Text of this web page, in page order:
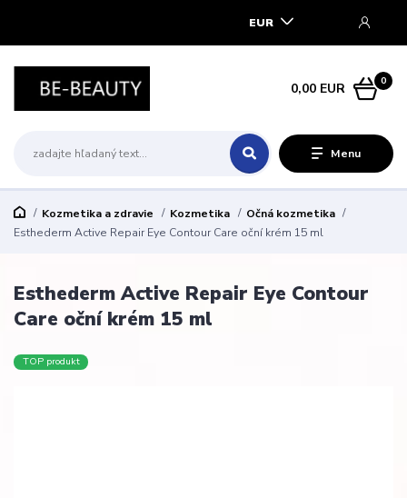
Menu
EUR
0
0,00 EUR
Kozmetika a zdravie Kozmetika
Očná kozmetika
Esthederm Active Repair Eye Contour Care oční krém 15 ml
Esthederm Active Repair Eye Contour
Care oční krém 15 ml
TOP produkt